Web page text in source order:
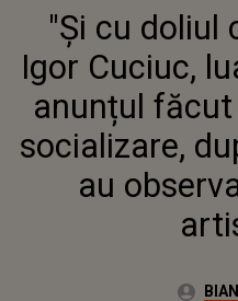
"Și cu doliul
Igor Cuciuc,
anunțul
socializare,
au
Autor: